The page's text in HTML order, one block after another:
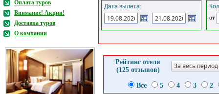
Оплата туров
Внимание! Акции!
Доставка туров
О компании
Дата вылета:
от
Рейтинг отеля
(125 отзывов)
За весь период
Все 5 4 3 2